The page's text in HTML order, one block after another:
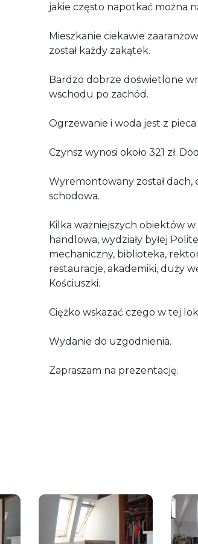
jakie często napotkać można
Mieszkanie ciekawie
został każdy zakątek.
Bardzo dobrze doświetlone
wschodu po zachód.
Ogrzewanie i woda jest z
Czynsz wynosi około 321 zł.
Wyremontowany został
schodowa.
Kilka ważniejszych obiektów
handlowa, wydziały byłej
mechaniczny, biblioteka,
restauracje, akademiki, duży
Kościuszki.
Ciężko wskazać czego w tej
Wydanie do uzgodnienia.
Zapraszam na prezentację.